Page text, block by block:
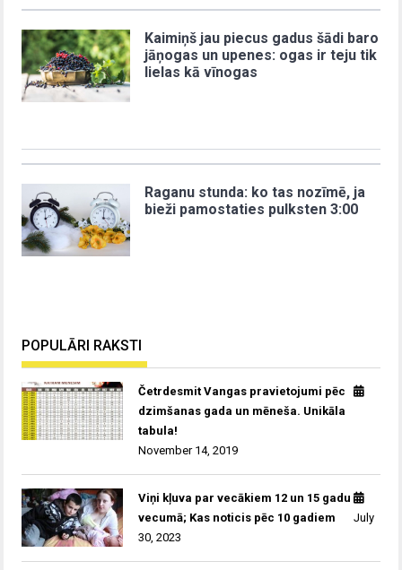
Kaimiņš jau piecus gadus šādi baro
jāņogas un upenes: ogas ir teju tik
lielas kā vīnogas
Raganu stunda: ko tas nozīmē, ja
bieži pamostaties pulksten 3:00
POPULĀRI RAKSTI
Četrdesmit Vangas pravietojumi pēc
dzimšanas gada un mēneša. Unikāla
tabula!
November 14, 2019
Viņi kļuva par vecākiem 12 un 15 gadu
vecumā; Kas noticis pēc 10 gadiem
July
30, 2023